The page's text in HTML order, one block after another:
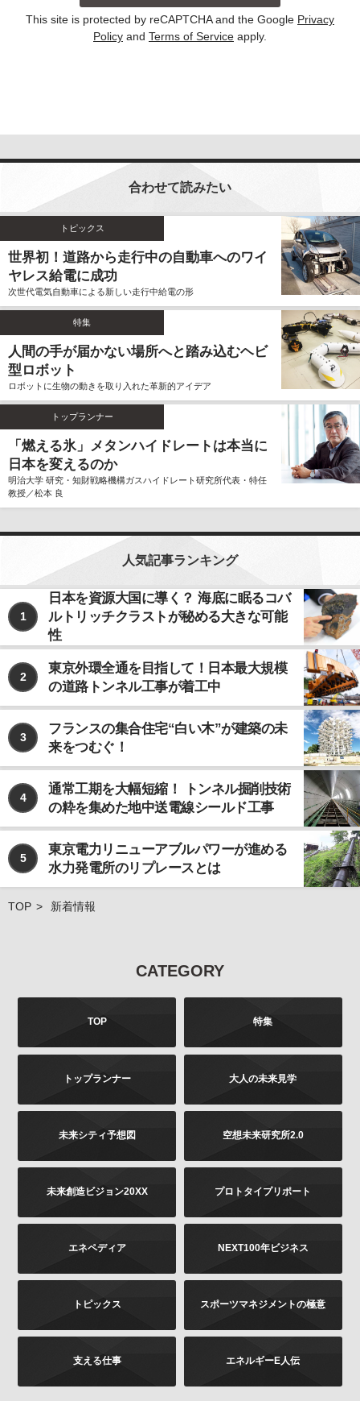
は以下の通りです。その他、個別の利用目的がある場
合には、その都度明示しております。
るために、個人情報を利用する場合がございます。こ
の資料自体は、統計的な資料であり、個人を識別する
ことができる個人情報は含まれません。
てお客様から個人情報を収集することはいたしませ
ん。また、不正な手段により個人情報を収集すること
もいたしません。
お客様よりご提供いただきました個人情報は、法令の
定めのある場合を除いて、お客様の事前のご同意をい
ただくことなく、予め明示した利用目的以外に使用し
ません。
個人情報の利用、管理について
当社では、お客様よりご提供いただきました個人情報
を厳重に保管、管理し、個人情報の漏洩、滅失、毀損
を防止するため、必要かつ適切な安全管理措置を講じ
ます。
お客様よりご提供いただきました個人情報は、その利
用目的の達成に必要な範囲内において、正確かつ最新
の内容に保つよう努力するものとします。
を、上記ならびに下記に該当する場合を除いて、お客
様の事前のご同意をいただくことなく、お客様よりご
提供いただいた個人情報を第三者に開示、提供いたし
ません。
利用目的の遂行のため、個人情報の取り扱いを第
法令に基づく場合
なお、個人情報の取り扱いを第三者に委託する場合で
あっても、お客様の個人情報の安全管理が図れるよ
う、当社は当該委託先に対して、必要かつ適切な監督
を行います。
ご注意
当社が運営するインターネット上のwebサイトには、
外部へのリンクが含まれている場合があります。この
ような外部のwebサイトにおいてのお客様の個人情報
のでご注意ください。 また、当社が発行する雑誌等の
商品において、広告などにより当社以外の第三者が独
自に個人情報を収集する場合がございます。このよう
な場合のお客様の個人情報の取り扱いにつきまして
お問合せについて
定めるところにより、お客様より、その利用目的、開
示、訂正、追加、削除、利用停止、消去、第三者への
は書面に下記の内容をご記載いただき、お客様が本人
トなどのコピー）を同封のうえ、郵送にて下記までお
願いします。お申し出内容の確認後、法令に基づき、
その他当社の個人情報の取扱いに関するお問い合せ、
ます。
お問い合せの内容（確認、訂正、削除など。訂正
の場合は訂正内容もご記載ください）
ご提供いただいた時期、方法など
お客様のご連絡先（ご住所、ご名前）
ご送付先：
株式会社KADOKAWA
This site is protected by reCAPTCHA and the Google Privacy
Policy and Terms of Service apply.
合わせて読みたい
トピックス
世界初！道路から走行中の自動車へのワイ
ヤレス給電に成功
次世代電気自動車による新しい走行中給電の形
特集
人間の手が届かない場所へと踏み込むヘビ
型ロボット
ロボットに生物の動きを取り入れた革新的アイデア
トップランナー
「燃える氷」メタンハイドレートは本当に
日本を変えるのか
明治大学 研究・知財戦略機構ガスハイドレート研究所代表・特任
教授／松本 良
人気記事ランキング
1
日本を資源大国に導く？ 海底に眠るコバ
ルトリッチクラストが秘める大きな可能
性
2
東京外環全通を目指して！日本最大規模
の道路トンネル工事が着工中
3
フランスの集合住宅“白い木”が建築の未
来をつむぐ！
4
通常工期を大幅短縮！ トンネル掘削技術
の粋を集めた地中送電線シールド工事
5
東京電力リニューアブルパワーが進める
水力発電所のリプレースとは
TOP 新着情報
CATEGORY
TOP 特集
トップランナー 大人の未来見学
未来シティ予想図 空想未来研究所2.0
未来創造ビジョン20XX プロトタイプリポート
エネペディア NEXT100年ビジネス
トピックス スポーツマネジメントの極意
支える仕事 エネルギーE人伝